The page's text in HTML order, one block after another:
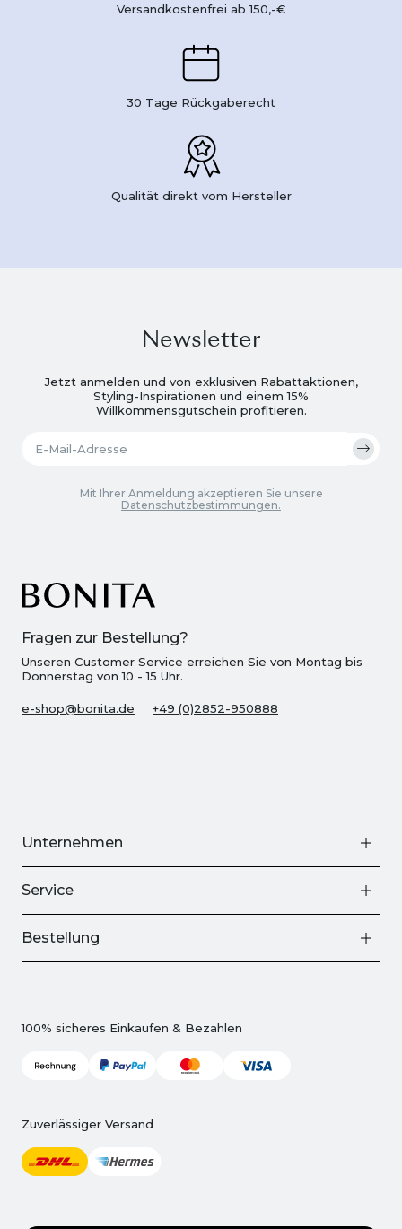
Versandkostenfrei ab 150,-€
30 Tage Rückgaberecht
Qualität direkt vom Hersteller
Fragen zur Bestellung?
Unseren Customer Service erreichen Sie von Montag bis
Donnerstag von 10 - 15 Uhr.
e-shop@bonita.de +49 (0)2852-950888
Newsletter
Jetzt anmelden und von exklusiven Rabattaktionen,
Styling-Inspirationen und einem 15%
Willkommensgutschein profitieren.
Mit Ihrer Anmeldung akzeptieren Sie unsere
Datenschutzbestimmungen.
Unternehmen
Service
Bestellung
100% sicheres Einkaufen & Bezahlen
Zuverlässiger Versand